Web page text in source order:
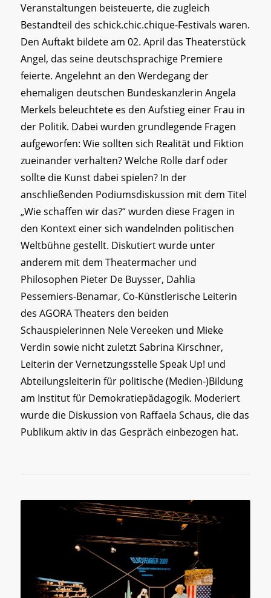
Veranstaltungen beisteuerte, die zugleich
Bestandteil des schick.chic.chique-Festivals waren.
Den Auftakt bildete am 02. April das Theaterstück
Angel, das seine deutschsprachige Premiere
feierte. Angelehnt an den Werdegang der
ehemaligen deutschen Bundeskanzlerin Angela
Merkels beleuchtete es den Aufstieg einer Frau in
der Politik. Dabei wurden grundlegende Fragen
aufgeworfen: Wie sollten sich Realität und Fiktion
zueinander verhalten? Welche Rolle darf oder
sollte die Kunst dabei spielen? In der
anschließenden Podiumsdiskussion mit dem Titel
„Wie schaffen wir das?“ wurden diese Fragen in
den Kontext einer sich wandelnden politischen
Weltbühne gestellt. Diskutiert wurde unter
anderem mit dem Theatermacher und
Philosophen Pieter De Buysser, Dahlia
Pessemiers-Benamar, Co-Künstlerische Leiterin
des AGORA Theaters den beiden
Schauspielerinnen Nele Vereeken und Mieke
Verdin sowie nicht zuletzt Sabrina Kirschner,
Leiterin der Vernetzungsstelle Speak Up! und
Abteilungsleiterin für politische (Medien-)Bildung
am Institut für Demokratiepädagogik. Moderiert
wurde die Diskussion von Raffaela Schaus, die das
Publikum aktiv in das Gespräch einbezogen hat.